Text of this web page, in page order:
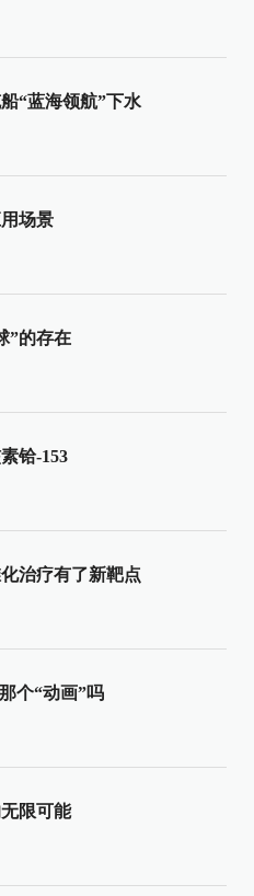
“蓝海领航”下水
场景
”的存在
铪-153
治疗有了新靶点
个“动画”吗
限可能